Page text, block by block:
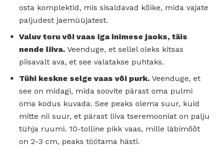
osta komplektid, mis sisaldavad kõike, mida vajate
paljudest jaemüüjatest.
Valuv toru või vaas iga inimese jaoks, täis
nende liiva. Veenduge, et sellel oleks kitsas
piisavalt ava, et see valatakse puhtaks.
Tühi keskne selge vaas või purk. Veenduge, et
see on midagi, mida soovite pärast oma pulmi
oma kodus kuvada. See peaks olema suur, kuid
mitte nii suur, et pärast liiva tseremooniat on palju
tühja ruumi. 10-tolline pikk vaas, mille läbimõõt
on 2-3 cm, peaks töötama hästi.